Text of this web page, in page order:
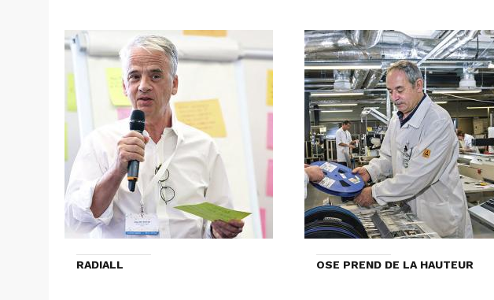
RADIALL OSE PREND DE LA HAUTEUR